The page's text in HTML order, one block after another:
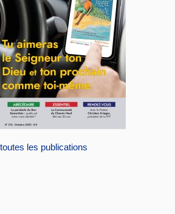
toutes les publications